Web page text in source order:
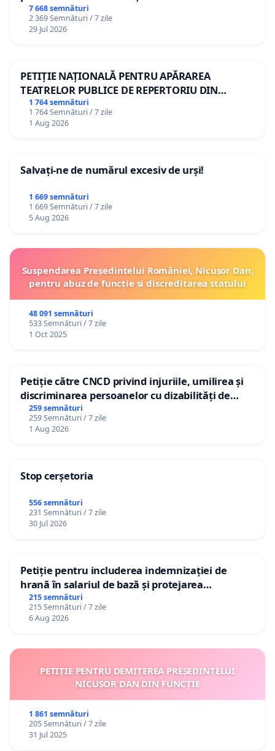
7 668 semnături
2 369 Semnături / 7 zile
29 Jul 2026
PETIȚIE NAȚIONALĂ PENTRU APĂRAREA
TEATRELOR PUBLICE DE REPERTORIU DIN
ROMÂNIA
1 764 semnături
1 764 Semnături / 7 zile
1 Aug 2026
Salvați-ne de numărul excesiv de urși!
1 669 semnături
1 669 Semnături / 7 zile
5 Aug 2026
Suspendarea Președintelui României, Nicușor Dan,
pentru abuz de funcție și discreditarea statului
48 091 semnături
533 Semnături / 7 zile
1 Oct 2025
Petiție către CNCD privind injuriile, umilirea și
discriminarea persoanelor cu dizabilități de
către utilizatorul TikTok „Gorici”
259 semnături
259 Semnături / 7 zile
1 Aug 2026
Stop cerșetoria
556 semnături
231 Semnături / 7 zile
30 Jul 2026
Petiție pentru includerea indemnizației de
hrană în salariul de bază și protejarea
gradațiilor de vechime pentru asistenții
personali
215 semnături
215 Semnături / 7 zile
6 Aug 2026
PETIȚIE PENTRU DEMITEREA PREȘEDINTELUI
NICUȘOR DAN DIN FUNCȚIE
1 861 semnături
205 Semnături / 7 zile
31 Jul 2025